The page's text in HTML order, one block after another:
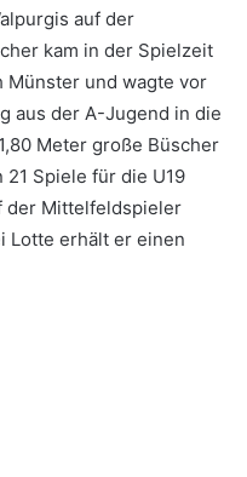
auf der
kam in der Spielzeit
Münster und wagte vor
aus der A-Jugend in die
Meter große Büscher
Spiele für die U19
der Mittelfeldspieler
Lotte erhält er einen